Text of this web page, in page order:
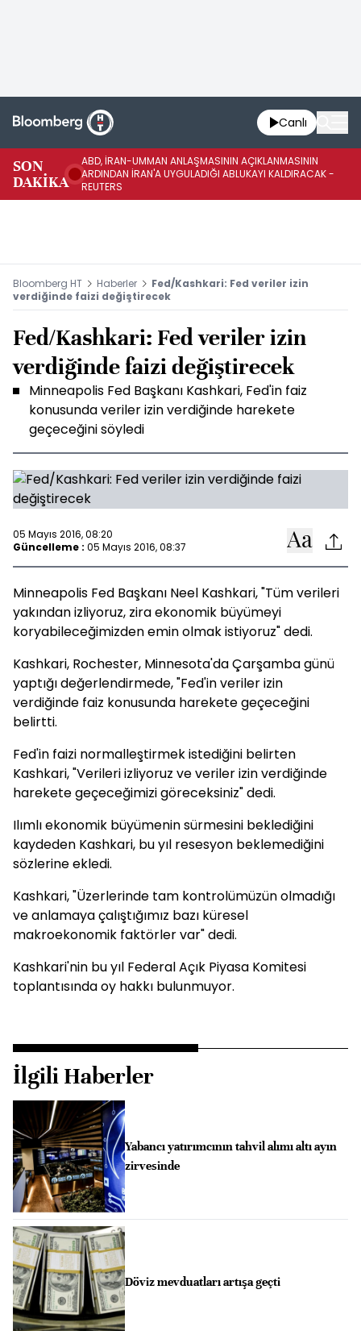
Canlı
SON
DAKİKA
ABD, İRAN-UMMAN ANLAŞMASININ AÇIKLANMASININ
ARDINDAN İRAN'A UYGULADIĞI ABLUKAYI KALDIRACAK -
REUTERS
Bloomberg HT Haberler
Fed/Kashkari: Fed veriler izin
verdiğinde faizi değiştirecek
Fed/Kashkari: Fed veriler izin
verdiğinde faizi değiştirecek
Minneapolis Fed Başkanı Kashkari, Fed'in faiz
konusunda veriler izin verdiğinde harekete
geçeceğini söyledi
05 Mayıs 2016, 08:20
Güncelleme : 05 Mayıs 2016, 08:37
Minneapolis Fed Başkanı Neel Kashkari, "Tüm verileri
yakından izliyoruz, zira ekonomik büyümeyi
koryabileceğimizden emin olmak istiyoruz" dedi.
Kashkari, Rochester, Minnesota'da Çarşamba günü
yaptığı değerlendirmede, "Fed'in veriler izin
verdiğinde faiz konusunda harekete geçeceğini
belirtti.
Fed'in faizi normalleştirmek istediğini belirten
Kashkari, "Verileri izliyoruz ve veriler izin verdiğinde
harekete geçeceğimizi göreceksiniz" dedi.
Ilımlı ekonomik büyümenin sürmesini beklediğini
kaydeden Kashkari, bu yıl resesyon beklemediğini
sözlerine ekledi.
Kashkari, "Üzerlerinde tam kontrolümüzün olmadığı
ve anlamaya çalıştığımız bazı küresel
makroekonomik faktörler var" dedi.
Kashkari'nin bu yıl Federal Açık Piyasa Komitesi
toplantısında oy hakkı bulunmuyor.
İlgili Haberler
Yabancı yatırımcının tahvil alımı altı ayın
zirvesinde
Döviz mevduatları artışa geçti